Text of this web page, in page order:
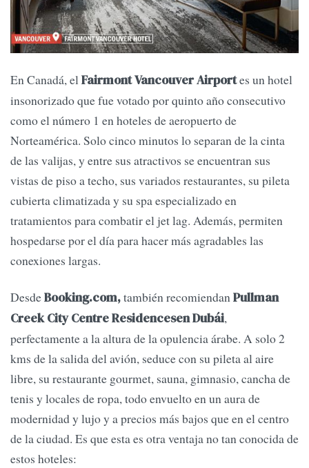
En Canadá, elFairmont Vancouver Airportes un hotel
insonorizado que fue votado por quinto año consecutivo
como el número 1 en hoteles de aeropuerto de
Norteamérica. Solo cinco minutos lo separan de la cinta
de las valijas, y entre sus atractivos se encuentran sus
vistas de piso a techo, sus variados restaurantes, su pileta
cubierta climatizada y su spa especializado en
tratamientos para combatir el jet lag. Además, permiten
hospedarse por el día para hacer más agradables las
conexiones largas.
DesdeBooking.com,también recomiendanPullman
Creek City Centre Residencesen Dubái,
perfectamente a la altura de la opulencia árabe. A solo 2
kms de la salida del avión, seduce con su pileta al aire
libre, su restaurante gourmet, sauna, gimnasio, cancha de
tenis y locales de ropa, todo envuelto en un aura de
modernidad y lujo y a precios más bajos que en el centro
de la ciudad. Es que esta es otra ventaja no tan conocida de
estos hoteles: